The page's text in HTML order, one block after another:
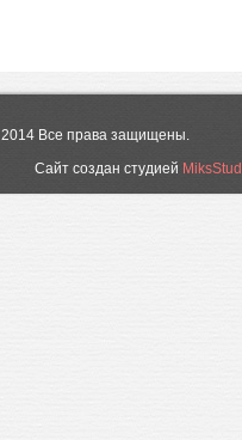
2014 Все права защищены.
Сайт создан студией